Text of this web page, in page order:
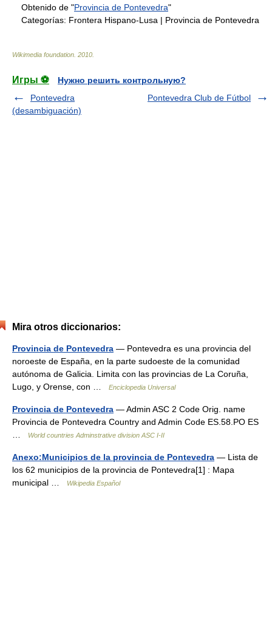
Obtenido de "Provincia de Pontevedra"
Categorías: Frontera Hispano-Lusa | Provincia de Pontevedra
Wikimedia foundation 2010
Игры ⚽
Нужно решить контрольную?
Pontevedra
(desambiguación)
Pontevedra Club de Fútbol
Mira otros diccionarios:
Provincia de Pontevedra — Pontevedra es una provincia del
noroeste de España, en la parte sudoeste de la comunidad
autónoma de Galicia. Limita con las provincias de La Coruña,
Lugo, y Orense, con …
Enciclopedia Universal
Provincia de Pontevedra — Admin ASC 2 Code Orig. name
Provincia de Pontevedra Country and Admin Code ES.58.PO ES
World countries Adminstrative division ASC I-II
Anexo:Municipios de la provincia de Pontevedra — Lista de
los 62 municipios de la provincia de Pontevedra[1] : Mapa
municipal …
Wikipedia Español